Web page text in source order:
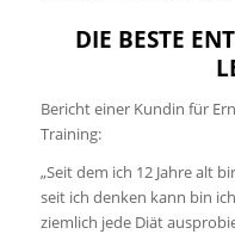
DIE BESTE
Bericht einer Kundin für
Training:
„Seit dem ich 12 Jahre alt
seit ich denken kann bin
ziemlich jede Diät